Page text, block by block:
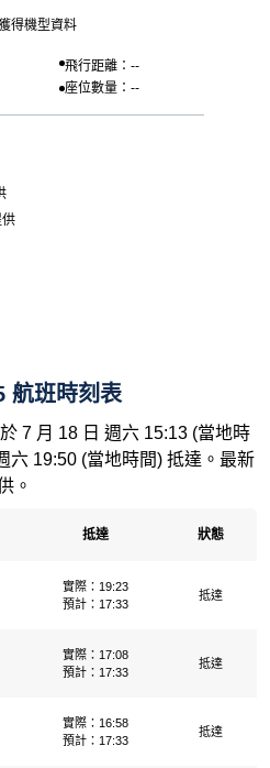
得機型資料
飛行距離：--
座位數量：--
航班時刻表
7 月 18 日 週六 15:13 (當地時
六 19:50 (當地時間) 抵達。最新
。
抵達 狀態
實際：19:23
預計：17:33
抵達
實際：17:08
預計：17:33
抵達
實際：16:58
預計：17:33
抵達